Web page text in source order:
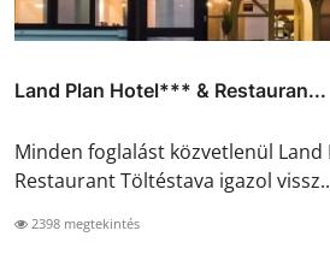
Land Plan Hotel*** & Restauran...
Minden foglalást közvetlenül
Restaurant Töltéstava igazol
2398 megtekintés